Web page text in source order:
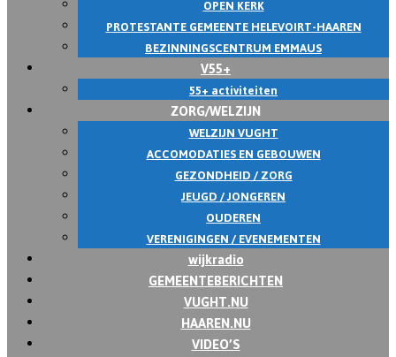
OPEN KERK
PROTESTANTE GEMEENTE HELEVOIRT-HAAREN
BEZINNINGSCENTRUM EMMAUS
V55+
55+ activiteiten
ZORG/WELZIJN
WELZIJN VUGHT
ACCOMODATIES EN GEBOUWEN
GEZONDHEID / ZORG
JEUGD / JONGEREN
OUDEREN
VERENIGINGEN / EVENEMENTEN
wijkradio
GEMEENTEBERICHTEN
VUGHT.NU
HAAREN.NU
VIDEO’S